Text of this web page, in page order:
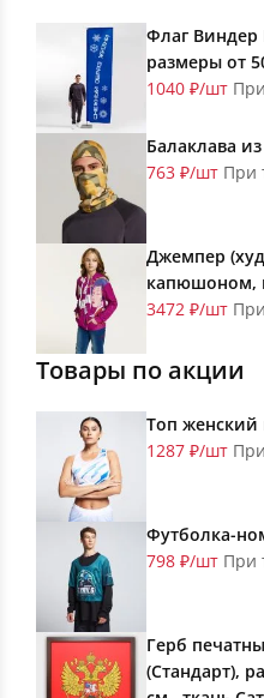
Флаг Виндер
размеры от
1040 ₽/шт
Балаклава
763 ₽/шт При
Джемпер
капюшоном,
3472 ₽/шт
Товары по акции
Топ
1287 ₽/шт
Футболка-
798 ₽/шт При
Герб
(Стандарт),